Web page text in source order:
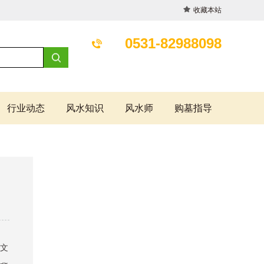
收藏本站
0531-82988098
行业动态 风水知识 风水师 购墓指导